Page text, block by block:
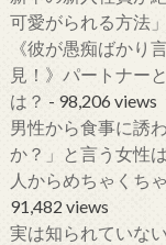
可愛がられる方法
《彼が愚痴ばかり
見！》パートナー
は？ - 98,206 views
男性から食事に誘
か？」と言う女性
人からめちゃくち
91,482 views
実は知られていな